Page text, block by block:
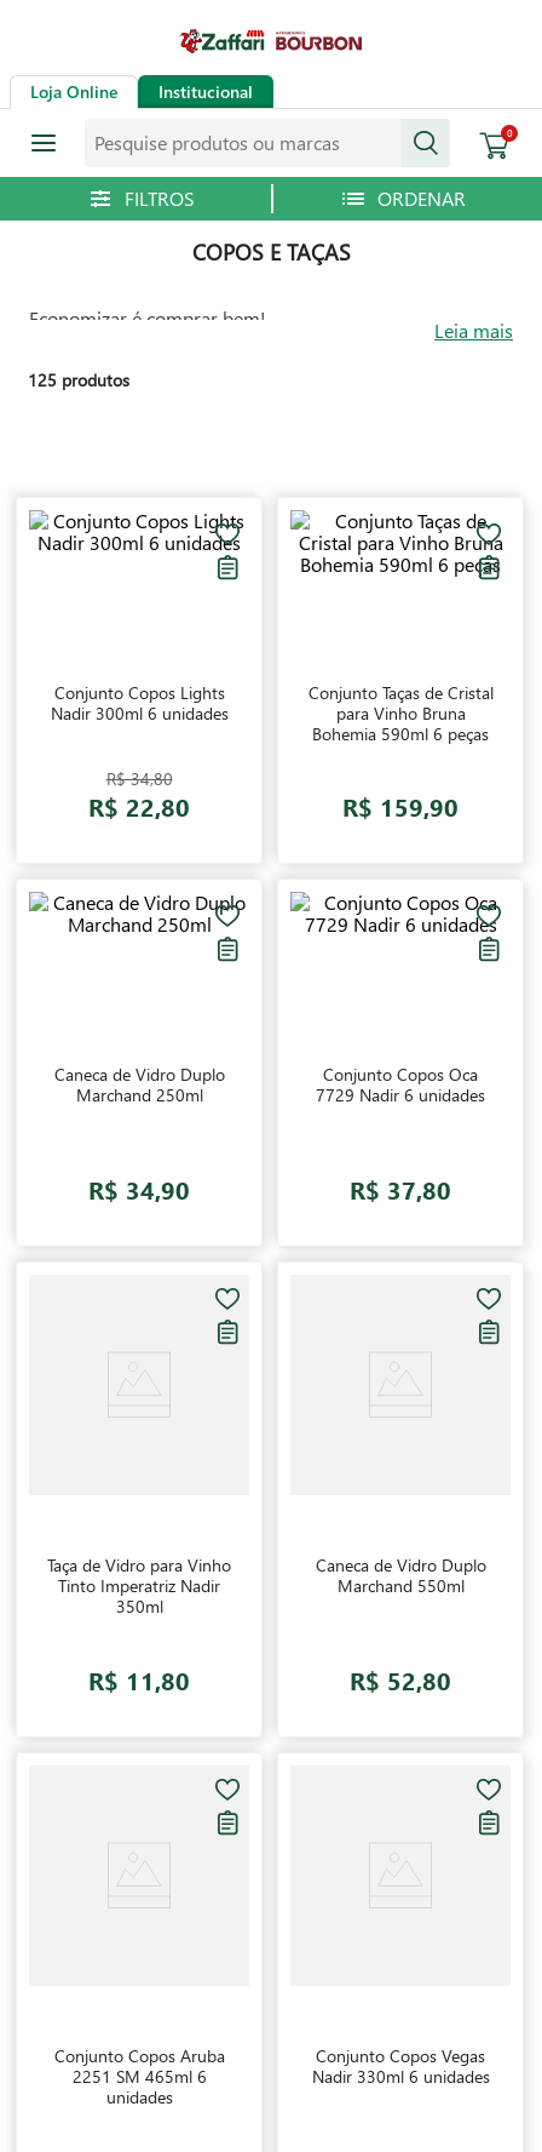
Loja Online Institucional
0
COPOS E TAÇAS
Economizar é comprar bem! Leia mais
125 produtos
Conjunto Copos Lights
Nadir 300ml 6 unidades
R$ 34,80
R$ 22,80
Conjunto Taças de Cristal
para Vinho Bruna
Bohemia 590ml 6 peças
R$ 159,90
Caneca de Vidro Duplo
Marchand 250ml
R$ 34,90
Conjunto Copos Oca
7729 Nadir 6 unidades
R$ 37,80
Taça de Vidro para Vinho
Tinto Imperatriz Nadir
350ml
R$ 11,80
Caneca de Vidro Duplo
Marchand 550ml
R$ 52,80
Conjunto Copos Aruba
2251 SM 465ml 6
unidades
Conjunto Copos Vegas
Nadir 330ml 6 unidades